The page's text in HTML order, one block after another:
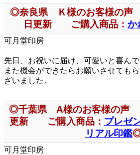
◎奈良県 Ｋ様のお客様の
日更新 ご購入商品： か
可月堂印房
先日、お祝いに届け、可愛いと喜んで
また機会ができたらお願いさせても
ざいました。
◎千葉県 A様のお客様の声
更新 ご購入商品： プレゼ
リアル印鑑
可月堂印房